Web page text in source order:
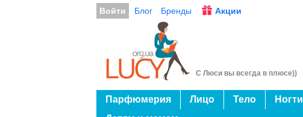
Войти Блог Бренды Акции
С Люси вы всегда в плюсе))
Парфюмерия Лицо Тело Ногти